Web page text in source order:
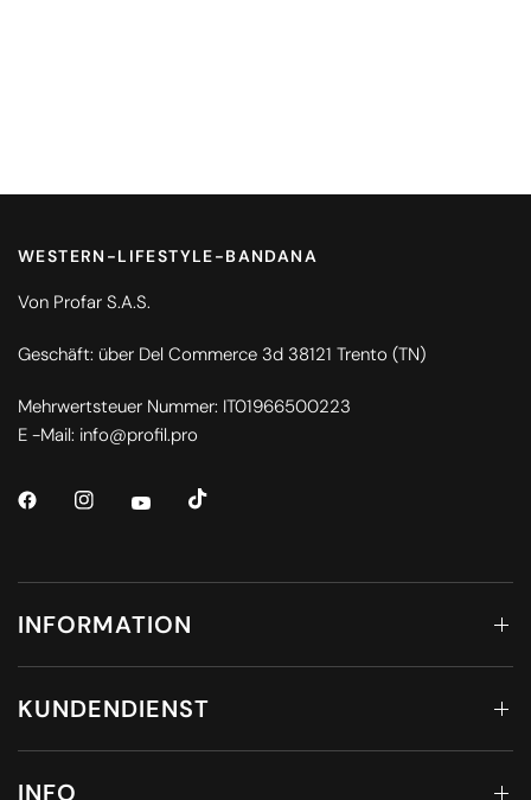
WESTERN-LIFESTYLE-BANDANA
Von Profar S.A.S.
Geschäft: über Del Commerce 3d 38121 Trento (TN)
Mehrwertsteuer Nummer: IT01966500223
E -Mail: info@profil.pro
INFORMATION
KUNDENDIENST
INFO